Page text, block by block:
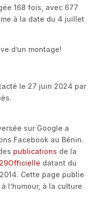
168 fois, avec 677
à la date du 4 juillet
d’un montage!
le 27 juin 2024 par
sur Google a
Facebook au Bénin.
publications de la
datant du
Cette page publie
l’humour, à la culture